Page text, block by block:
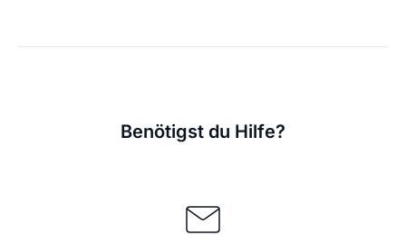
Benötigst du Hilfe?